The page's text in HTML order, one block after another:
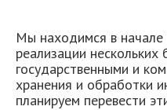
Мы находимся в
реализации
государственными и
хранения и обработки
планируем перевести